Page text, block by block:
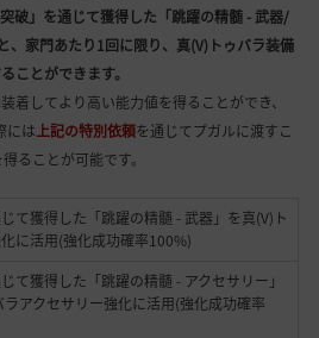
破」を通じて獲得した「跳躍の精髄 - 武器/
、家門あたり1回に限り、真(V)トゥバラ装備
ことができます。
着してより高い能力値を得ることができ、
には上記の特別依頼を通じてプガルに渡すこ
ることが可能です。
て獲得した「跳躍の精髄 - 武器」を真(V)ト
に活用(強化成功確率100%)
て獲得した「跳躍の精髄 - アクセサリー」
ラアクセサリー強化に活用(強化成功確率